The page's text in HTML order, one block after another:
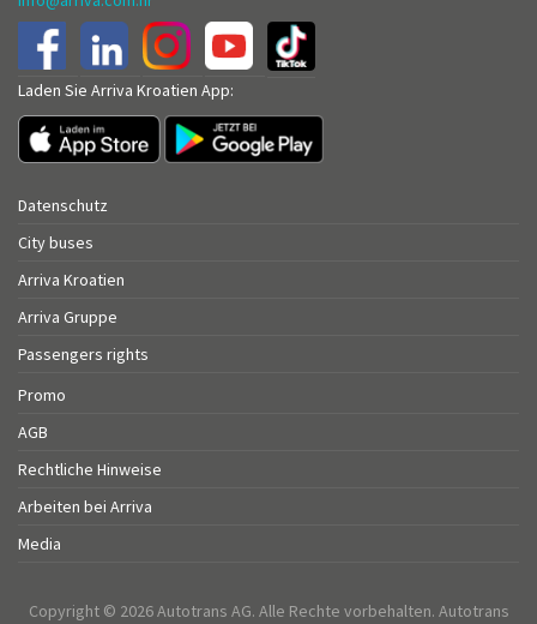
Laden Sie Arriva Kroatien App:
Datenschutz
City buses
Arriva Kroatien
Arriva Gruppe
Passengers rights
Promo
AGB
Rechtliche Hinweise
Arbeiten bei Arriva
Media
Copyright © 2026 Autotrans AG. Alle Rechte vorbehalten. Autotrans